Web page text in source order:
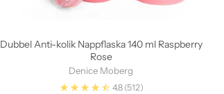
Dubbel Anti-kolik Nappflaska 140 ml Raspberry
Rose
Denice Moberg
4.8 (512)